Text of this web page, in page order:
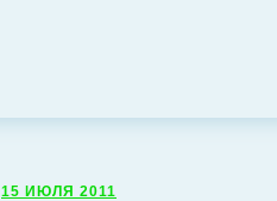
15 ИЮЛЯ 2011